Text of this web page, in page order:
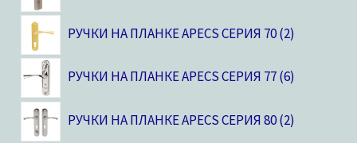
РУЧКИ НА ПЛАНКЕ APECS СЕРИЯ 70 2
РУЧКИ НА ПЛАНКЕ APECS СЕРИЯ 77 6
РУЧКИ НА ПЛАНКЕ APECS СЕРИЯ 80 2